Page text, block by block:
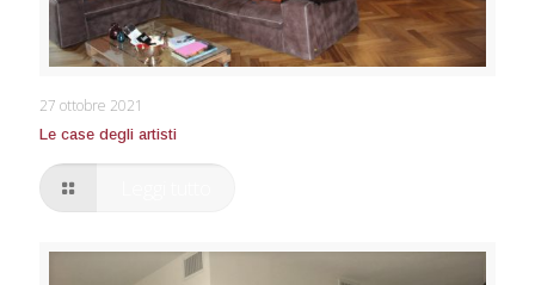
27 ottobre 2021
Le case degli artisti